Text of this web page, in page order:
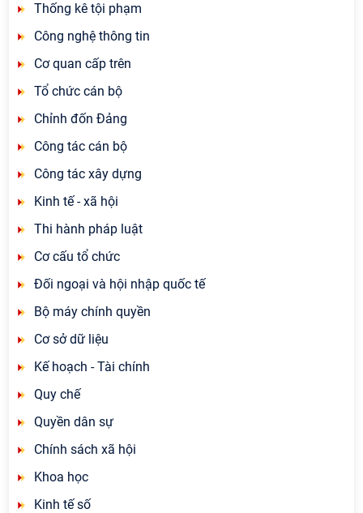
Thống kê tội phạm
Công nghệ thông tin
Cơ quan cấp trên
Tổ chức cán bộ
Chỉnh đốn Đảng
Công tác cán bộ
Công tác xây dựng
Kinh tế - xã hội
Thi hành pháp luật
Cơ cấu tổ chức
Đối ngoại và hội nhập quốc tế
Bộ máy chính quyền
Cơ sở dữ liệu
Kế hoạch - Tài chính
Quy chế
Quyền dân sự
Chính sách xã hội
Khoa học
Kinh tế số